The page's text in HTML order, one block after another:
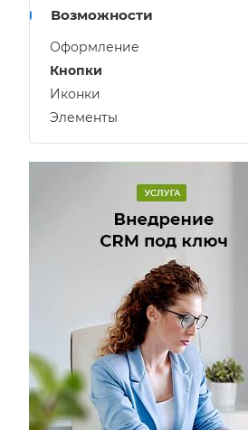
Возможности
Оформление
Кнопки
Иконки
Элементы